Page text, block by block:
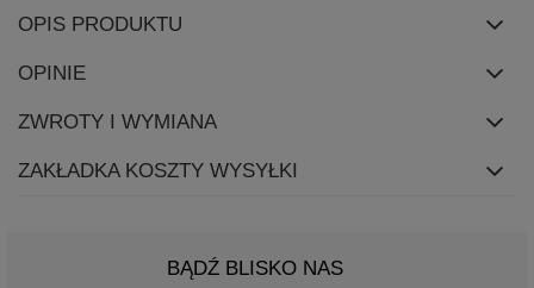
OPIS PRODUKTU
OPINIE
ZWROTY I WYMIANA
ZAKŁADKA KOSZTY WYSYŁKI
BĄDŹ BLISKO NAS